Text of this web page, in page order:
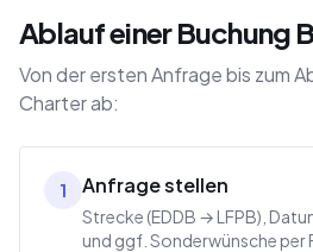
Ablauf einer Buchung
Von der ersten Anfrage bis zum
Charter ab:
1 Anfrage stellen
Strecke (EDDB → LFPB),
und ggf. Sonderwünsche per